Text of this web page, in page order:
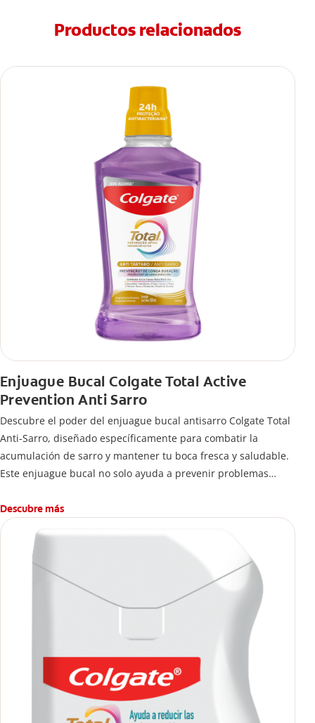
Productos relacionados
Enjuague Bucal Colgate Total Active
Prevention Anti Sarro
Descubre el poder del enjuague bucal antisarro Colgate Total
Anti-Sarro, diseñado específicamente para combatir la
acumulación de sarro y mantener tu boca fresca y saludable.
Este enjuague bucal no solo ayuda a prevenir problemas
Descubre más